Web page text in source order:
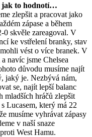
jak to hodnotí…
zlepšit a pracovat jako
zápase a během
0 skvěle zareagoval. V
ke vstřelení branky, stav
vést o více branek. V
navíc jsme Chelsea
důvodu musíme najít
jaký je. Nezbývá nám,
se, najít lepší balanc
mladších hráčů zlepšit
Lucasem, který má 22
musíme vyhrávat zápasy
v naší snaze
West Hamu.